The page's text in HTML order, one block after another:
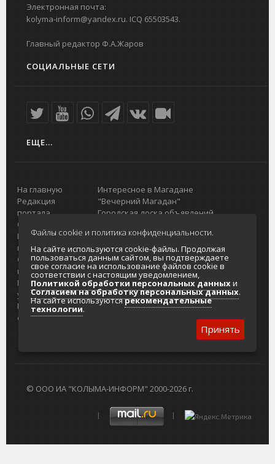
Электронная почта:
kolyma-inform@yandex.ru. ICQ 65503543.
Главный редактор Ф.А.Жаров
СОЦИАЛЬНЫЕ СЕТИ
ЕЩЕ...
На главную
Редакция
портала
О проекте
Реклама на
портале
Отзывы и
предложения
Интернет-
услуги
Разработка
сайтов
Интересное в Магадане
"Вечерний Магадан"
Городская доска объявлений
Главный туристический портал
Колымы
Политика в отношении обработки
персональных данных
Согласие на обработку персональных
данных
© ООО ИА "КОЛЫМА-ИНФОРМ" 2000-2026 г.
Файлы cookie и политика конфиденциальности.
На сайте используются cookie-файлы. Продолжая
пользоваться данным сайтом, вы подтверждаете
свое согласие на использование файлов cookie в
соответствии с настоящим уведомлением,
Политикой обработки персональных данныхи
Согласием на обработку персональных данных.
На сайте используютсярекомендательные
технологии.
Принять